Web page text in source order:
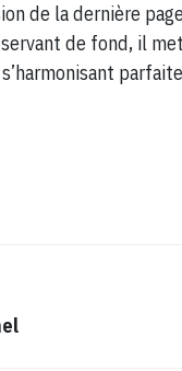
de la dernière
de fond, il